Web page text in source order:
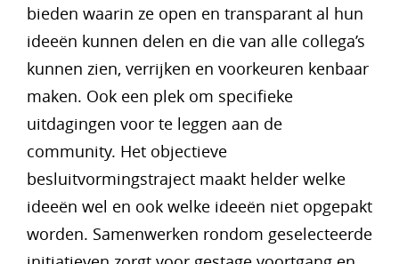
bieden waarin ze open en transparant al hun
ideeën kunnen delen en die van alle collega’s
kunnen zien, verrijken en voorkeuren kenbaar
maken. Ook een plek om specifieke
uitdagingen voor te leggen aan de
community. Het objectieve
besluitvormingstraject maakt helder welke
ideeën wel en ook welke ideeën niet opgepakt
worden. Samenwerken rondom geselecteerde